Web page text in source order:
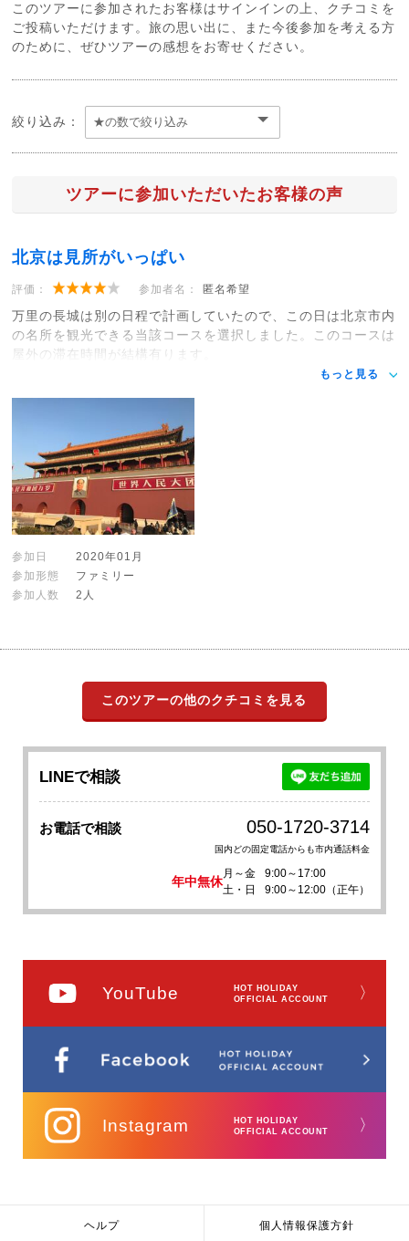
このツアーに参加されたお客様はサインインの上、クチコミを
ご投稿いただけます。旅の思い出に、また今後参加を考える方
のために、ぜひツアーの感想をお寄せください。
絞り込み：
ツアーに参加いただいたお客様の声
北京は見所がいっぱい
評価： 参加者名： 匿名希望
万里の長城は別の日程で計画していたので、この日は北京市内
の名所を観光できる当該コースを選択しました。このコースは
屋外の滞在時間が結構有ります。
もっと見る
参加日
2020年01月
参加形態
ファミリー
参加人数
2人
このツアーの他のクチコミを見る
LINEで相談
お電話で相談 050-1720-3714
国内どの固定電話からも市内通話料金
年中無休
月～金
9:00～17:00
土・日
9:00～12:00（正午）
YouTube
HOT HOLIDAY
OFFICIAL ACCOUNT
〉
Instagram
HOT HOLIDAY
OFFICIAL ACCOUNT
〉
ヘルプ 個人情報保護方針